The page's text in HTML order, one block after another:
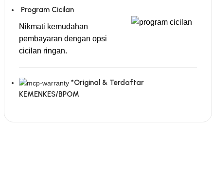
Program Cicilan
Nikmati kemudahan
pembayaran dengan opsi
cicilan ringan.
*Original & Terdaftar
KEMENKES/BPOM